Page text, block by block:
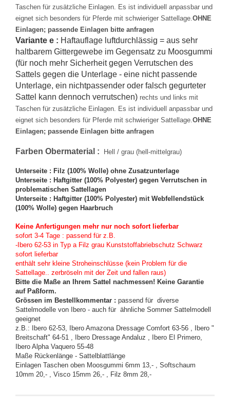
Taschen für zusätzliche Einlagen. Es ist individuell anpassbar und
eignet sich besonders für Pferde mit schwieriger Sattellage.OHNE
Einlagen; passende Einlagen bitte anfragen
Variante e : Haftauflage luftdurchlässig = aus sehr
haltbarem Gittergewebe im Gegensatz zu Moosgummi
(für noch mehr Sicherheit gegen Verrutschen des
Sattels gegen die Unterlage - eine nicht passende
Unterlage, ein nichtpassender oder falsch gegurteter
Sattel kann dennoch verrutschen) rechts und links mit
Taschen für zusätzliche Einlagen. Es ist individuell anpassbar und
eignet sich besonders für Pferde mit schwieriger Sattellage.OHNE
Einlagen; passende Einlagen bitte anfragen
Farben Obermaterial : Hell / grau (hell-mittelgrau)
Unterseite : Filz (100% Wolle) ohne Zusatzunterlage
Unterseite : Haftgitter (100% Polyester) gegen Verrutschen in
problematischen Sattellagen
Unterseite : Haftgitter (100% Polyester) mit Webfellendstück
(100% Wolle) gegen Haarbruch
Keine Anfertigungen mehr nur noch sofort lieferbar
sofort 3-4 Tage : passend für z.B.
-Ibero 62-53 in Typ a Filz grau Kunststoffabriebschutz Schwarz
sofort lieferbar
enthält sehr kleine Stroheinschlüsse (kein Problem für die
Sattellage.. zerbröseln mit der Zeit und fallen raus)
Bitte die Maße an Ihrem Sattel nachmessen! Keine Garantie
auf Paßform.
Grössen im Bestellkommentar : passend für diverse
Sattelmodelle von Ibero - auch für ähnliche Sommer Sattelmodell
geeignet
z.B.: Ibero 62-53, Ibero Amazona Dressage Comfort 63-56 , Ibero "
Breitschaft" 64-51 , Ibero Dressage Andaluz , Ibero El Primero,
Ibero Alpha Vaquero 55-48
Maße Rückenlänge - Sattelblattlänge
Einlagen Taschen oben Moosgummi 6mm 13,- , Softschaum
10mm 20,- , Visco 15mm 26,- , Filz 8mm 28,-